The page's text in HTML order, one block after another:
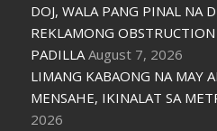
DOJ, WALA PANG PINAL NA
REKLAMONG
PADILLA August 7, 2026
LIMANG KABAONG NA MAY
MENSAHE, IKINALAT SA
2026